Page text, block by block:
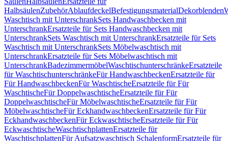
HalbsäulenZubehörAblaufdeckelBefestigungsmaterialDekorblenden
Waschtisch mit UnterschrankSets Handwaschbecken mit
UnterschrankErsatzteile für Sets Handwaschbecken mit
UnterschrankSets Waschtisch mit UnterschrankErsatzteile für Sets
Waschtisch mit UnterschrankSets Möbelwaschtisch mit
UnterschrankErsatzteile für Sets Möbelwaschtisch mit
UnterschrankBadezimmermöbelWaschtischunterschränkeErsatzteile
für WaschtischunterschränkeFür HandwaschbeckenErsatzteile für
Für HandwaschbeckenFür WaschtischeErsatzteile für Für
WaschtischeFür DoppelwaschtischeErsatzteile für Für
DoppelwaschtischeFür MöbelwaschtischeErsatzteile für Für
MöbelwaschtischeFür EckhandwaschbeckenErsatzteile für Für
EckhandwaschbeckenFür EckwaschtischeErsatzteile für Für
EckwaschtischeWaschtischplattenErsatzteile für
WaschtischplattenFür Aufsatzwaschtisch SchalenformErsatzteile für